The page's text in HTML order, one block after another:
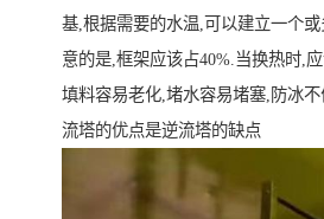
基,根据需要的水温,可以建立一个
意的是,框架应该占40%.当换热时,
填料容易老化,堵水容易堵塞,防冰
流塔的优点是逆流塔的缺点